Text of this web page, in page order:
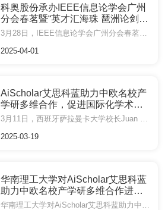
科奥股份承办IEEE信息论学会广州
分会春茗暨“英才汇海珠 琶洲论剑AI
赋能”研讨会 共绘AI赋能科研新蓝图3月28日，IEEE信息论学会广州分会春茗暨“英才汇海珠 琶洲论剑AI赋能”研讨会在海珠区华新科创园广州云蝶科技有限公司成功举行。科奥股份创始人、董事长刘国兴出席活动，向与会嘉宾介绍了公司以“AI+科研”为核心的一站式数字化平台建设成果，并展望了人工智能技术驱动科研服务生态革新的未来图景。
2025-04-01
AiScholar艾思科蓝助力中欧名校产
学研多维合作，促进国际化学术交
流
3月11日，西班牙萨拉曼卡大学校长Juan M. Corchado一行访问华南理工大学，双方围绕国际化产学研合作展开深入探讨。AiScholar艾思科蓝董事长刘国兴受邀参与座谈，并推动两校在学术交流、人才培养等领域的联盟合作，进一步彰显AiScholar艾思科蓝在学术资源共享与国际科研协作中的桥梁作用。
2025-03-19
华南理工大学对AiScholar艾思科蓝
助力中欧名校产学研多维合作进行
报道